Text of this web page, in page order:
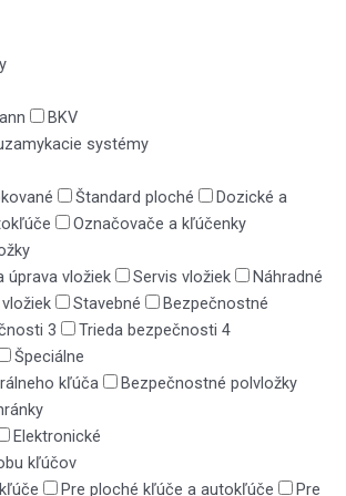
BKV
systémy
Štandard ploché
Dozické a
Označovače a kľúčenky
úprava vložiek
Servis vložiek
Náhradné
Stavebné
Bezpečnostné
3
Trieda bezpečnosti 4
Špeciálne
kľúča
Bezpečnostné polvložky
Elektronické
kľúčov
Pre ploché kľúče a autokľúče Pre